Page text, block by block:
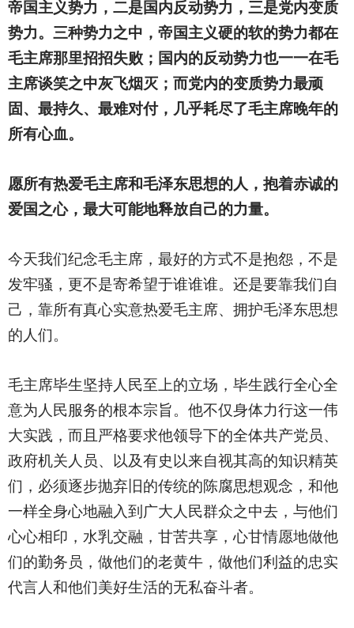
帝国主义势力，二是国内反动势力，三是党内变质
势力。三种势力之中，帝国主义硬的软的势力都在
毛主席那里招招失败；国内的反动势力也一一在毛
主席谈笑之中灰飞烟灭；而党内的变质势力最顽
固、最持久、最难对付，几乎耗尽了毛主席晚年的
所有心血。
愿所有热爱毛主席和毛泽东思想的人，抱着赤诚的
爱国之心，最大可能地释放自己的力量。
今天我们纪念毛主席，最好的方式不是抱怨，不是
发牢骚，更不是寄希望于谁谁谁。还是要靠我们自
己，靠所有真心实意热爱毛主席、拥护毛泽东思想
的人们。
毛主席毕生坚持人民至上的立场，毕生践行全心全
意为人民服务的根本宗旨。他不仅身体力行这一伟
大实践，而且严格要求他领导下的全体共产党员、
政府机关人员、以及有史以来自视其高的知识精英
们，必须逐步抛弃旧的传统的陈腐思想观念，和他
一样全身心地融入到广大人民群众之中去，与他们
心心相印，水乳交融，甘苦共享，心甘情愿地做他
们的勤务员，做他们的老黄牛，做他们利益的忠实
代言人和他们美好生活的无私奋斗者。